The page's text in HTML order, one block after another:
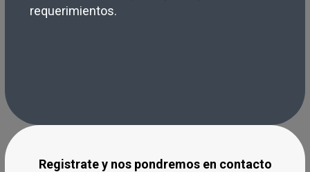
requerimientos.
Registrate y nos pondremos en cont​acto